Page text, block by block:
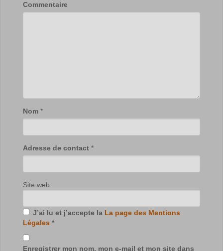
Commentaire
Nom *
Adresse de contact *
Site web
J’ai lu et j’accepte la La page des Mentions
Légales *
Enregistrer mon nom, mon e-mail et mon site dans